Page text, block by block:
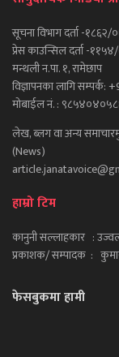
सूचना विभाग दर्ता -
प्रेस काउन्सिल दर्ता -
मन्थली न.पा. १, रामेछाप
विज्ञापनका लागि
मोबाईल नं. :
लेख, ब्लग वा अन्य
(News)
हाम्रो टिम
कानुनी सल्लाहकार :
प्रकाशक/ सम्पादक : कुमार
फेसबुकमा हामी